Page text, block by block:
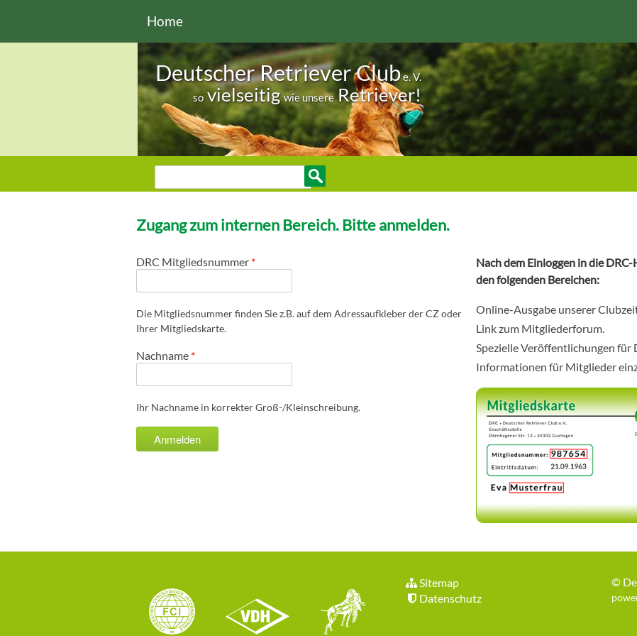
Home
Deutscher Retriever Clube. V.
sovielseitigwie unsereRetriever!
Sie sind hier
Zugang zum internen Bereich. Bitte anmelden.
DRC Mitgliedsnummer *
Die Mitgliedsnummer finden Sie z.B. auf dem Adressaufkleber der CZ oder
Ihrer Mitgliedskarte.
Nachname *
Ihr Nachname in korrekter Groß-/Kleinschreibung.
Nach dem Einloggen in die
den folgenden Bereichen:
Online-Ausgabe unserer
Link zum Mitgliederforum.
Spezielle Veröffentlichungen für
Informationen für Mitglieder
Sitemap
Datenschutz
©